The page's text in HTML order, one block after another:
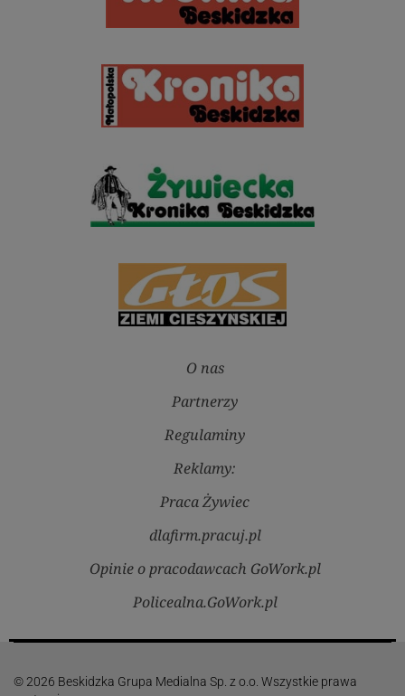
O nas
Partnerzy
Regulaminy
Reklamy:
Praca Żywiec
dlafirm.pracuj.pl
Opinie o pracodawcach GoWork.pl
Policealna.GoWork.pl
© 2026 Beskidzka Grupa Medialna Sp. z o.o. Wszystkie prawa